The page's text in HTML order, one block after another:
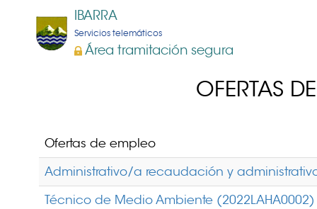
IBARRA
Servicios telemáticos
Área tramitación segura
OFERTAS
Ofertas de empleo
Administrativo/a recaudación y
Técnico de Medio Ambiente (2022LAHA0002)